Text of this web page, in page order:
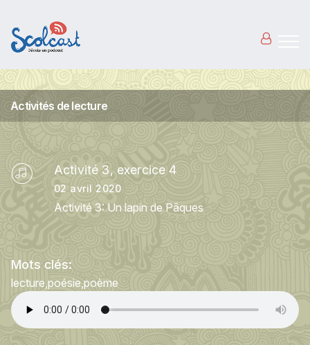
Activités de lecture
Activité 3, exercice 4
02 avril 2020
Activité 3: Un lapin de Pâques
Mots clés:
lecture poésie poème